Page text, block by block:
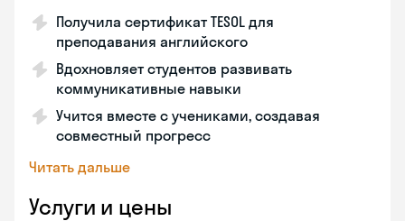
Получила сертификат TESOL для
преподавания английского
Вдохновляет студентов развивать
коммуникативные навыки
Учится вместе с учениками, создавая
совместный прогресс
Читать дальше
Услуги и цены